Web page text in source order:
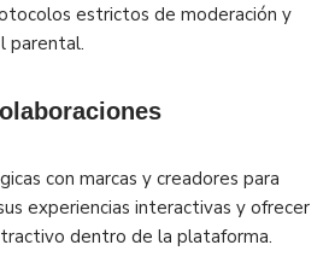
estrictos de moderación y
parental.
con marcas y creadores para
experiencias interactivas y ofrecer
dentro de la plataforma.